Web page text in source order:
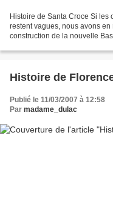
Histoire de Santa Croce Si
restent vagues, nous avons
construction de la nouvelle
Histoire de
Publié le 11/03/2007 à 12:58
Par madame_dulac